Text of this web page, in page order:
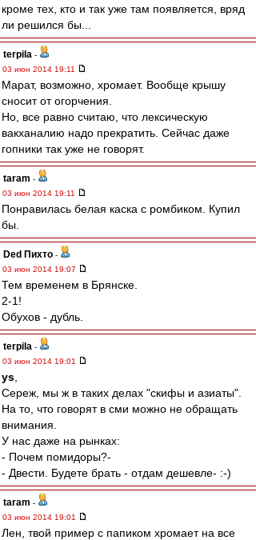
кроме тех, кто и так уже там появляется, вряд
ли решился бы...
terpila -
03 июн 2014 19:11
Марат, возможно, хромает. Вообще крышу
сносит от огорчения.
Но, все равно считаю, что лексическую
вакханалию надо прекратить. Сейчас даже
гопники так уже не говорят.
taram -
03 июн 2014 19:11
Понравилась белая каска с ромбиком. Купил
бы.
Ded Пихто -
03 июн 2014 19:07
Тем временем в Брянске.
2-1!
Обухов - дубль.
terpila -
03 июн 2014 19:01
ys
Сереж, мы ж в таких делах "скифы и азиаты".
На то, что говорят в сми можно не обращать
внимания.
У нас даже на рынках:
- Почем помидоры?-
- Двести. Будете брать - отдам дешевле- :-)
taram -
03 июн 2014 19:01
Лен, твой пример с папиком хромает на все